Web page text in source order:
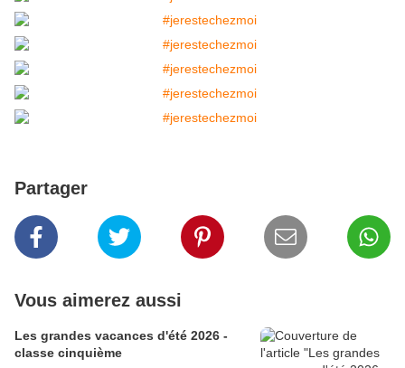
Partager
Vous aimerez aussi
Les grandes vacances d'été 2026 -
classe cinquième